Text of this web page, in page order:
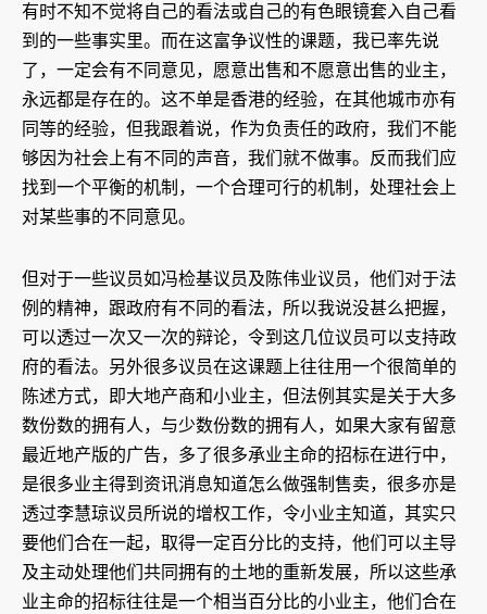
有时不知不觉将自己的看法或自己的有色眼镜套入自己看
到的一些事实里。而在这富争议性的课题，我已率先说
了，一定会有不同意见，愿意出售和不愿意出售的业主，
永远都是存在的。这不单是香港的经验，在其他城市亦有
同等的经验，但我跟着说，作为负责任的政府，我们不能
够因为社会上有不同的声音，我们就不做事。反而我们应
找到一个平衡的机制，一个合理可行的机制，处理社会上
对某些事的不同意见。
但对于一些议员如冯检基议员及陈伟业议员，他们对于法
例的精神，跟政府有不同的看法，所以我说没甚么把握，
可以透过一次又一次的辩论，令到这几位议员可以支持政
府的看法。另外很多议员在这课题上往往用一个很简单的
陈述方式，即大地产商和小业主，但法例其实是关于大多
数份数的拥有人，与少数份数的拥有人，如果大家有留意
最近地产版的广告，多了很多承业主命的招标在进行中，
是很多业主得到资讯消息知道怎么做强制售卖，很多亦是
透过李慧琼议员所说的增权工作，令小业主知道，其实只
要他们合在一起，取得一定百分比的支持，他们可以主导
及主动处理他们共同拥有的土地的重新发展，所以这些承
业主命的招标往往是一个相当百分比的小业主，他们合在